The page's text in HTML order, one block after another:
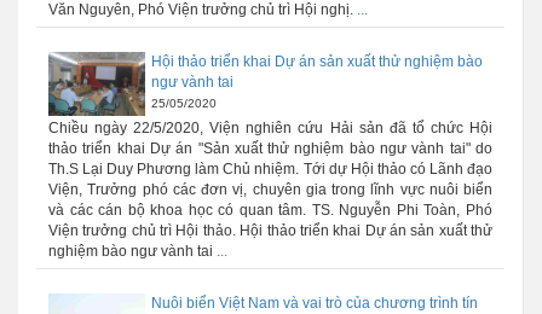
Văn Nguyên, Phó Viện trưởng chủ trì Hội nghị. ...
Hội thảo triển khai Dự án sản xuất thử nghiệm bào
ngư vành tai
25/05/2020
Chiều ngày 22/5/2020, Viện nghiên cứu Hải sản đã tổ chức Hội
thảo triển khai Dự án "Sản xuất thử nghiệm bào ngư vành tai" do
Th.S Lại Duy Phương làm Chủ nhiệm. Tới dự Hội thảo có Lãnh đạo
Viện, Trưởng phó các đơn vị, chuyên gia trong lĩnh vực nuôi biển
và các cán bộ khoa học có quan tâm. TS. Nguyễn Phi Toàn, Phó
Viện trưởng chủ trì Hội thảo. Hội thảo triển khai Dự án sản xuất thử
nghiệm bào ngư vành tai ...
Nuôi biển Việt Nam và vai trò của chương trình tín